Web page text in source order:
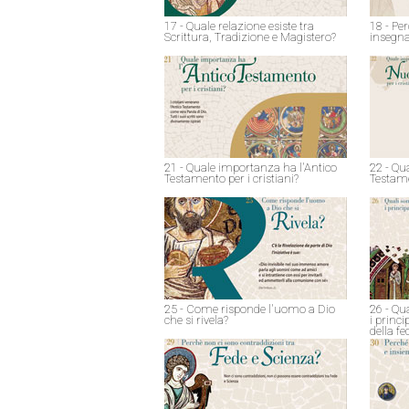
17 - Quale relazione esiste tra
Scrittura, Tradizione e Magistero?
18 -
21 - Quale importanza ha l'Antico
Testamento per i cristiani?
22 -
25 - Come risponde l'uomo a Dio
che si rivela?
26 -
i
della